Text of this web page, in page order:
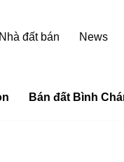
Nhà đất bán News
Bán đất Bình